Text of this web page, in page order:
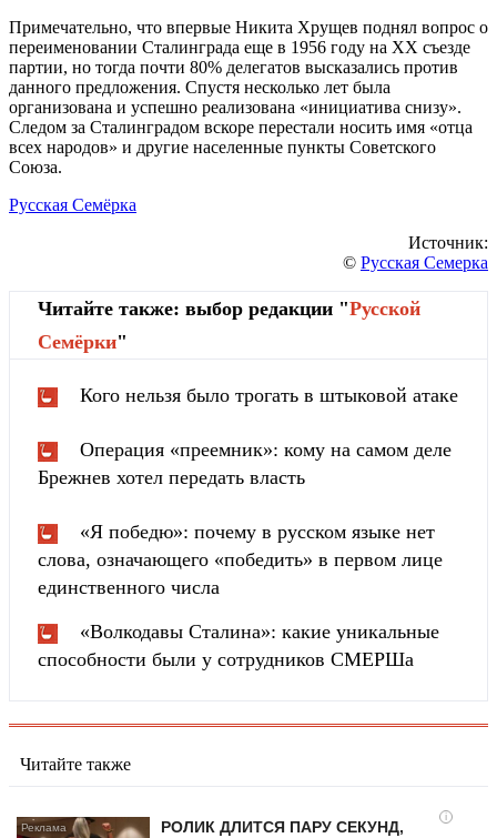
Примечательно, что впервые Никита Хрущев поднял вопрос о
переименовании Сталинграда еще в 1956 году на ХХ съезде
партии, но тогда почти 80% делегатов высказались против
данного предложения. Спустя несколько лет была
организована и успешно реализована «инициатива снизу».
Следом за Сталинградом вскоре перестали носить имя «отца
всех народов» и другие населенные пункты Советского
Союза.
Русская Семёрка
Источник:
© Русская Семерка
Читайте также: выбор редакции "Русской
Cемёрки"
Кого нельзя было трогать в штыковой атаке
Операция «преемник»: кому на самом деле
Брежнев хотел передать власть
«Я победю»: почему в русском языке нет
слова, означающего «победить» в первом лице
единственного числа
«Волкодавы Сталина»: какие уникальные
способности были у сотрудников СМЕРШа
Читайте также
i
РОЛИК ДЛИТСЯ ПАРУ СЕКУНД,